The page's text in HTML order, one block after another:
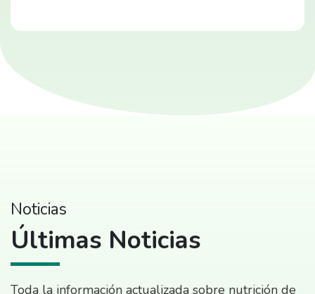
Noticias
Últimas Noticias
Toda la información actualizada sobre nutrición de